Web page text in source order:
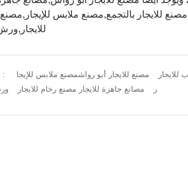
للايجار بالتجمع,مصنع ملابس
للايجار,ورش
: مصنع للايجار أبو رواشمصنع ملابس للإيجا
ر
مصانع جاهزة للايجار مصنع رخام للايجار